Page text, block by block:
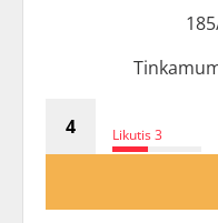
Likutis 3